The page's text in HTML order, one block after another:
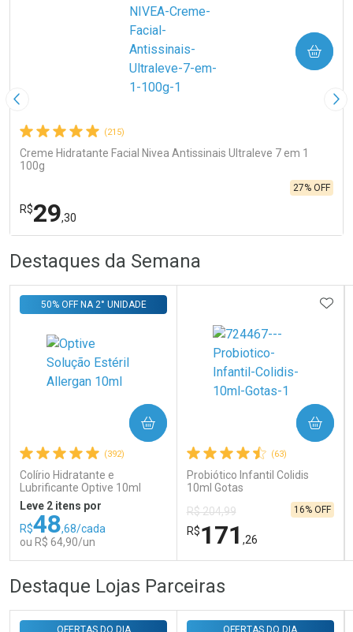
Imagem Anterior
(215)
Creme Hidratante Facial Nivea Antissinais Ultraleve 7 em 1
100g
R$29,30
27% OFF
COMPRAR
Laboratório
Comprar sem Desconto
Por R$ 29,30/cada
Por Menos
Comprar sem Desconto
Por R$ 29,30/cada
Destaques da Semana
(392)
Colírio Hidratante e
Lubrificante Optive 10ml
50% OFF NA 2° UNIDADE
Leve 2 itens por
R$48,68/cada
ou R$ 64,90/un
COMPRAR
FECHAR
Laboratório
FECHAR
Por Menos
(63)
Probiótico Infantil Colidis
10ml Gotas
R$ 204,99
R$171 ,26
16% OFF
COMPRAR
Por Menos
Destaque Lojas Parceiras
OFERTAS DO DIA OFERTAS DO DIA